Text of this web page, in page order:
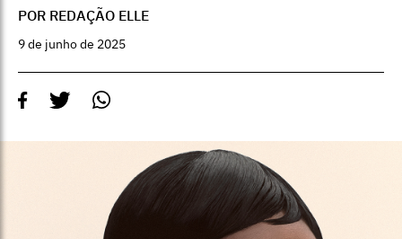
POR REDAÇÃO ELLE
9 de junho de 2025